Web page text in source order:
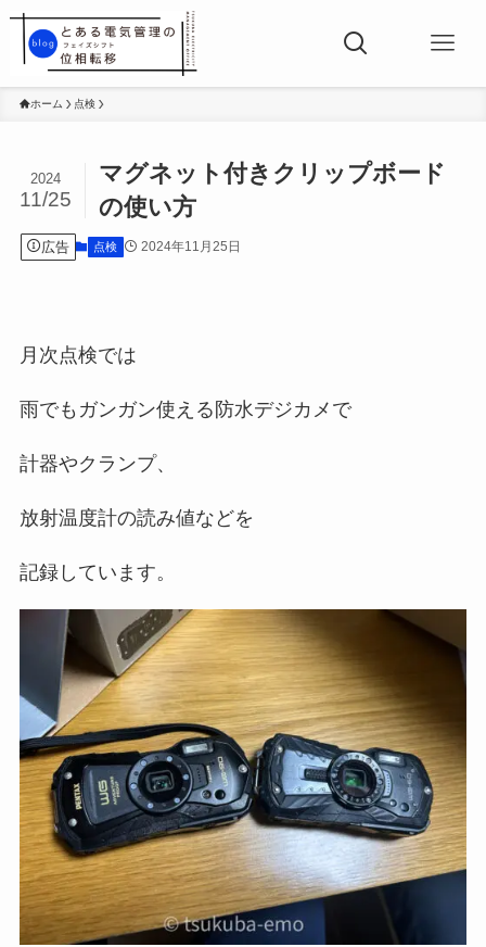
ホーム 点検
マグネット付きクリップボード
の使い方
2024
11/25
広告 点検 2024年11月25日
月次点検では
雨でもガンガン使える防水デジカメで
計器やクランプ、
放射温度計の読み値などを
記録しています。